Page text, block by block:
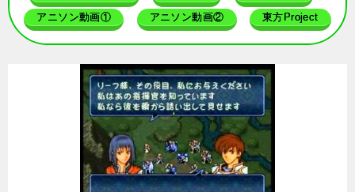
アニソン動画① アニソン動画② 東方Project